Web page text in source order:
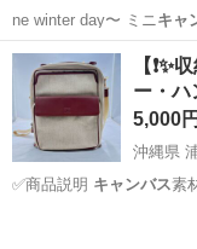
ne winter day〜 ミニキャ
愛知 名古屋市
【
ー・
5,000円
沖縄県
✅商品説明 キャンバス素